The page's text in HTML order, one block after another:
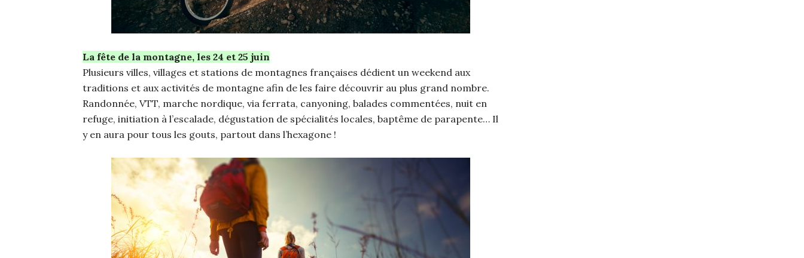
La fête de la montagne, les 24 et 25 juin
Plusieurs villes, villages et stations de montagnes françaises dédient un weekend aux
traditions et aux activités de montagne afin de les faire découvrir au plus grand nombre.
Randonnée, VTT, marche nordique, via ferrata, canyoning, balades commentées, nuit en
refuge, initiation à l’escalade, dégustation de spécialités locales, baptême de parapente… Il
y en aura pour tous les gouts, partout dans l’hexagone !